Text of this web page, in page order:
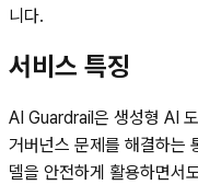
니다.
서비스 특징
AI Guardrail은 생성형 AI
거버넌스 문제를 해결하는
델을 안전하게 활용하면서